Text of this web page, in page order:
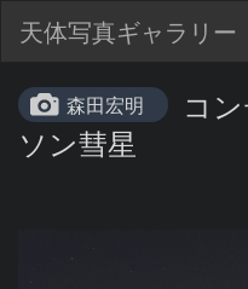
天体写真ギャラリー
森田宏明
コ
ソン彗星